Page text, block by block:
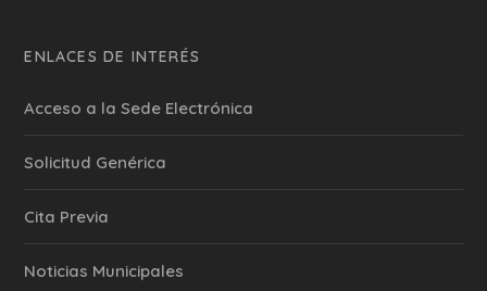
ENLACES DE INTERÉS
Acceso a la Sede Electrónica
Solicitud Genérica
Cita Previa
‎Noticias Municipales